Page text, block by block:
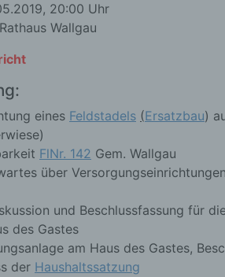
20:00 Uhr
Wallgau
eines Feldstadels (Ersatzbau)
FlNr. 142 Gem. Wallgau
über
und Beschlussfassung für
des Gastes
am Haus des Gastes,
der Haushaltssatzung